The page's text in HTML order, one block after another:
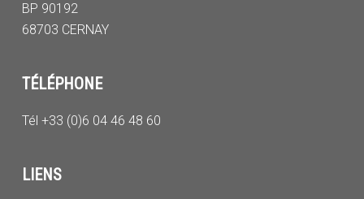
BP 90192
68703 CERNAY
TÉLÉPHONE
Tél +33 (0)6 04 46 48 60
LIENS